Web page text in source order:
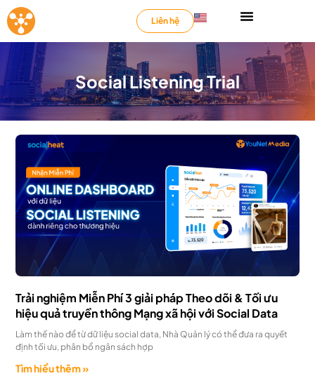
Liên hệ
Social Listening Trial
Trải nghiệm Miễn Phí 3 giải pháp Theo dõi & Tối ưu
hiệu quả truyền thông Mạng xã hội với Social Data
Làm thế nào để từ dữ liệu social data, Nhà Quản lý có thể đưa ra quyết
định tối ưu, phân bổ ngân sách hợp
Tìm hiểu thêm »